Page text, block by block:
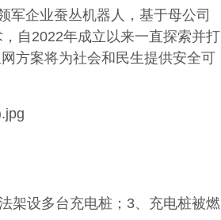
军企业蚕丛机器人，基于母公司
自2022年成立以来一直探索并打
方案将为社会和民生提供安全可
架设多台充电桩；3、充电桩被燃